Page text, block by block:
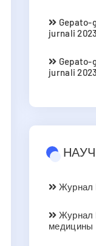
jurnali
jurnali
Журнал
Журнал
медицины